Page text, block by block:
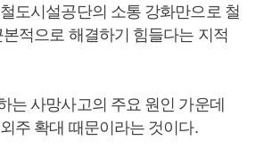
도시설공단의 소통 강화만으로 철
적으로 해결하기 힘들다는 지적
는 사망사고의 주요 원인 가운데
주 확대 때문이라는 것이다.